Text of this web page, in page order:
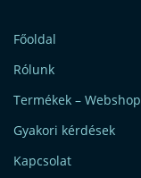
Főoldal
Rólunk
Termékek – Webshop
Gyakori kérdések
Kapcsolat